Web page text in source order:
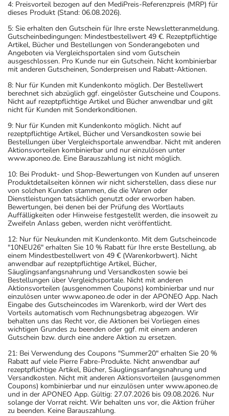
4: Preisvorteil bezogen auf den MediPreis-Referenzpreis (MRP) für
dieses Produkt (Stand: 06.08.2026).
5: Sie erhalten den Gutschein für Ihre erste Newsletteranmeldung.
Gutscheinbedingungen: Mindestbestellwert 49 €. Rezeptpflichtige
Artikel, Bücher und Bestellungen von Sonderangeboten und
Angeboten via Vergleichsportalen sind vom Gutschein
ausgeschlossen. Pro Kunde nur ein Gutschein. Nicht kombinierbar
mit anderen Gutscheinen, Sonderpreisen und Rabatt-Aktionen.
8: Nur für Kunden mit Kundenkonto möglich. Der Bestellwert
berechnet sich abzüglich ggf. eingelöster Gutscheine und Coupons.
Nicht auf rezeptpflichtige Artikel und Bücher anwendbar und gilt
nicht für Kunden mit Sonderkonditionen.
9: Nur für Kunden mit Kundenkonto möglich. Nicht auf
rezeptpflichtige Artikel, Bücher und Versandkosten sowie bei
Bestellungen über Vergleichsportale anwendbar. Nicht mit anderen
Aktionsvorteilen kombinierbar und nur einzulösen unter
www.aponeo.de. Eine Barauszahlung ist nicht möglich.
10: Bei Produkt- und Shop-Bewertungen von Kunden auf unseren
Produktdetailseiten können wir nicht sicherstellen, dass diese nur
von solchen Kunden stammen, die die Waren oder
Dienstleistungen tatsächlich genutzt oder erworben haben.
Bewertungen, bei denen bei der Prüfung des Wortlauts
Auffälligkeiten oder Hinweise festgestellt werden, die insoweit zu
Zweifeln Anlass geben, werden nicht veröffentlicht.
12: Nur für Neukunden mit Kundenkonto. Mit dem Gutscheincode
"10NEU26" erhalten Sie 10 % Rabatt für Ihre erste Bestellung, ab
einem Mindestbestellwert von 49 € (Warenkorbwert). Nicht
anwendbar auf rezeptpflichtige Artikel, Bücher,
Säuglingsanfangsnahrung und Versandkosten sowie bei
Bestellungen über Vergleichsportale. Nicht mit anderen
Aktionsvorteilen (ausgenommen Coupons) kombinierbar und nur
einzulösen unter www.aponeo.de oder in der APONEO App. Nach
Eingabe des Gutscheincodes im Warenkorb, wird der Wert des
Vorteils automatisch vom Rechnungsbetrag abgezogen. Wir
behalten uns das Recht vor, die Aktionen bei Vorliegen eines
wichtigen Grundes zu beenden oder ggf. mit einem anderen
Gutschein bzw. durch eine andere Aktion zu ersetzen.
21: Bei Verwendung des Coupons "Summer20" erhalten Sie 20 %
Rabatt auf viele Pierre Fabre-Produkte. Nicht anwendbar auf
rezeptpflichtige Artikel, Bücher, Säuglingsanfangsnahrung und
Versandkosten. Nicht mit anderen Aktionsvorteilen (ausgenommen
Coupons) kombinierbar und nur einzulösen unter www.aponeo.de
und in der APONEO App. Gültig: 27.07.2026 bis 09.08.2026. Nur
solange der Vorrat reicht. Wir behalten uns vor, die Aktion früher
zu beenden. Keine Barauszahlung.